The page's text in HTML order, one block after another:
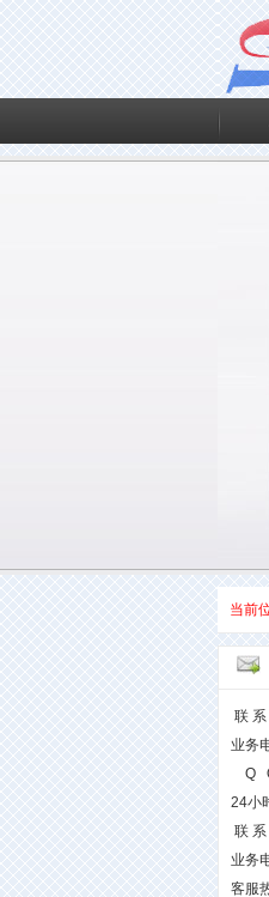
当前
联
业务
Q
24小
联
业务
客服